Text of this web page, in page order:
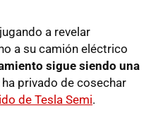
a revelar
a su camión eléctrico
sigue siendo una
ha privado de cosechar
de Tesla Semi.